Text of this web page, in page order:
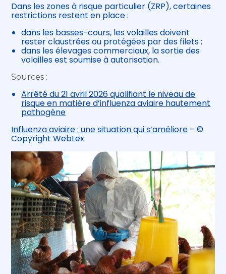
Dans les zones à risque particulier (ZRP), certaines
restrictions restent en place :
dans les basses-cours, les volailles doivent
rester claustrées ou protégées par des filets ;
dans les élevages commerciaux, la sortie des
volailles est soumise à autorisation.
Sources :
Arrêté du 21 avril 2026 qualifiant le niveau de
risque en matière d’influenza aviaire hautement
pathogène
Influenza aviaire : une situation qui s’améliore – ©
Copyright WebLex